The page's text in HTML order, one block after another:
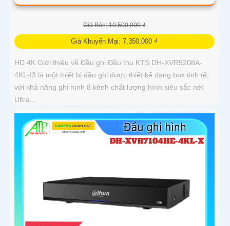
Giá Bán: 10,500,000 ₫
Giá Khuyến Mại: 7,350,000 ₫
HD 4K Giới thiệu về Đầu ghi Đầu thu KTS DH-XVR5208A-
4KL-I3 là một thiết bị đầu ghi được thiết kế dạng box tinh tế,
với khả năng ghi hình 8 kênh chất lượng hình siêu sắc nét
Ultra...